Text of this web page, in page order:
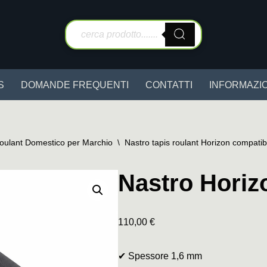
DOMANDE FREQUENTI CONTATTI
Domestico per Marchio \ Nastro tapis roulant Horizon
Nastro
110,00 €
✔ Spessore 1,6 mm